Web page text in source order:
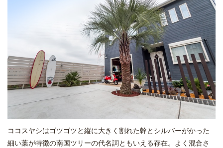
ココスヤシはゴツゴツと縦に大きく割れた幹とシルバーがかった
細い葉が特徴の南国ツリーの代名詞ともいえる存在。よく混合さ